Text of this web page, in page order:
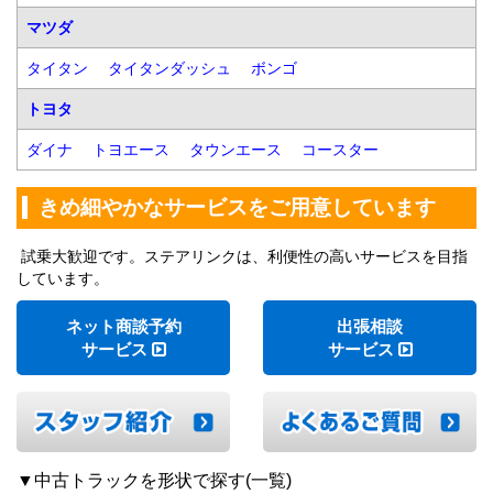
マツダ
タイタン タイタンダッシュ ボンゴ
トヨタ
ダイナ トヨエース タウンエース コースター
きめ細やかなサービスをご用意しています
試乗大歓迎です。ステアリンクは、利便性の高いサービスを目指
しています。
ネット商談予約
サービス
出張相談
サービス
▼中古トラックを形状で探す(一覧)